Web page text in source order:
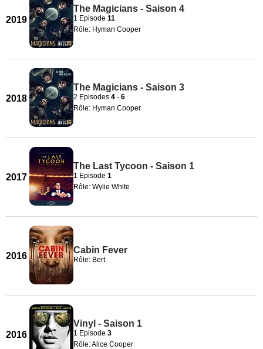
2019
The Magicians - Saison 4
1 Episode 11
Rôle: Hyman Cooper
2018
The Magicians - Saison 3
2 Episodes 4 - 6
Rôle: Hyman Cooper
2017
The Last Tycoon - Saison 1
1 Episode 1
Rôle: Wylie White
2016
Cabin Fever
Rôle: Bert
2016
Vinyl - Saison 1
1 Episode 3
Rôle: Alice Cooper